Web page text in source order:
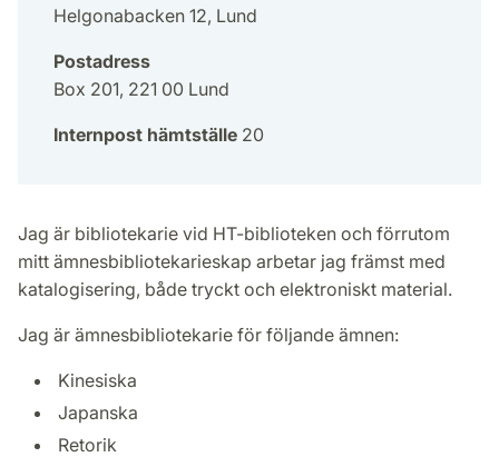
Helgonabacken 12, Lund
Postadress
Box 201, 221 00 Lund
Internpost hämtställe 20
Jag är bibliotekarie vid HT-biblioteken och förrutom
mitt ämnesbibliotekarieskap arbetar jag främst med
katalogisering, både tryckt och elektroniskt material.
Jag är ämnesbibliotekarie för följande ämnen:
Kinesiska
Japanska
Retorik